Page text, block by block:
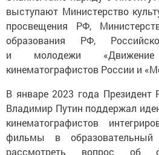
выступают Министерство
просвещения РФ,
образования РФ,
и молодежи
кинематографистов России и
В январе 2023 года Президент
Владимир Путин поддержал
кинематографистов
фильмы в
рассмотреть вопрос об